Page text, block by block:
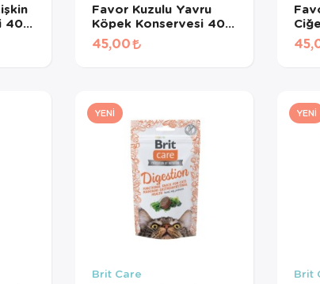
400
Favor Kuzulu Yavru
Köpek Konservesi 400
Gr
45,00
YENI
Brit Care
YENI
Brit